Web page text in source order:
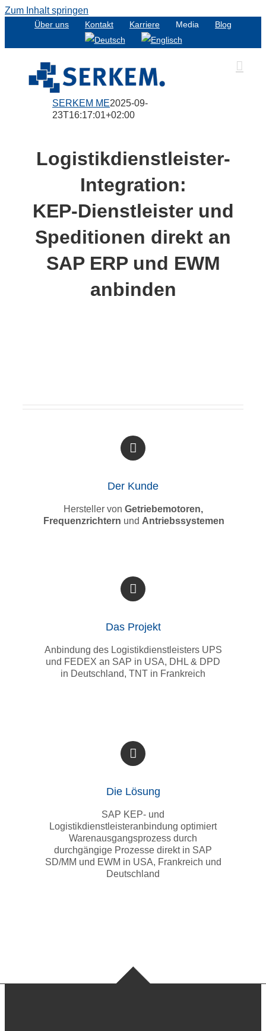
Zum Inhalt springen
Über uns Kontakt Karriere Media Blog
SERKEM ME2025-09-
23T16:17:01+02:00
Logistikdienstleister-
Integration:
KEP-Dienstleister und
Speditionen direkt an
SAP ERP und EWM
anbinden
Der Kunde
Hersteller von Getriebemotoren,
Frequenzrichtern und Antriebssystemen
Das Projekt
Anbindung des Logistikdienstleisters UPS
und FEDEX an SAP in USA, DHL & DPD
in Deutschland, TNT in Frankreich
Die Lösung
SAP KEP- und
Logistikdienstleisteranbindung optimiert
Warenausgangsprozess durch
durchgängige Prozesse direkt in SAP
SD/MM und EWM in USA, Frankreich und
Deutschland